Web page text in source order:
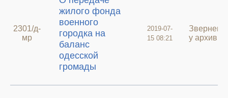
2301/д-
мр
жилого фонда
военного
городка на
баланс
одесской
громады
2019-07-
15 08:21
у архиві